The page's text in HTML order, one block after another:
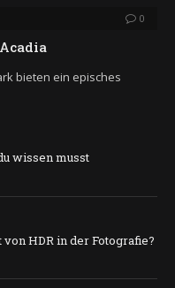
0
bieten ein episches
wissen musst
HDR in der Fotografie?